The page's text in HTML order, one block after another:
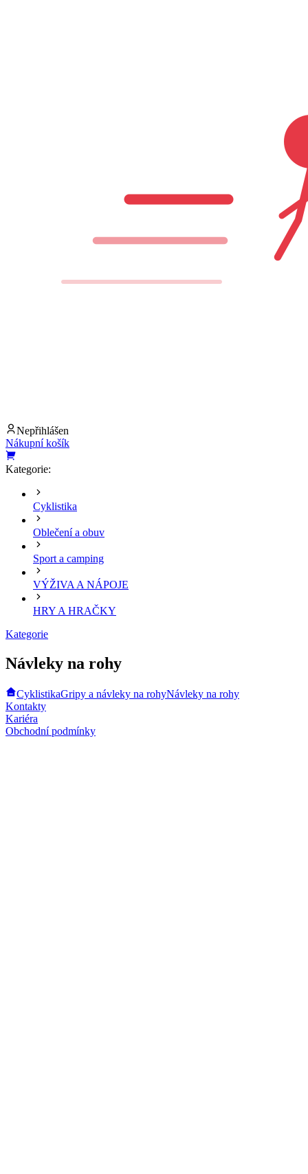
Nepřihlášen
Nákupní košík
Kategorie:
Cyklistika
Oblečení a obuv
Sport a camping
VÝŽIVA A NÁPOJE
HRY A HRAČKY
Kategorie
Návleky na rohy
CyklistikaGripy a návleky na rohyNávleky na rohy
Kontakty
Kariéra
Obchodní podmínky